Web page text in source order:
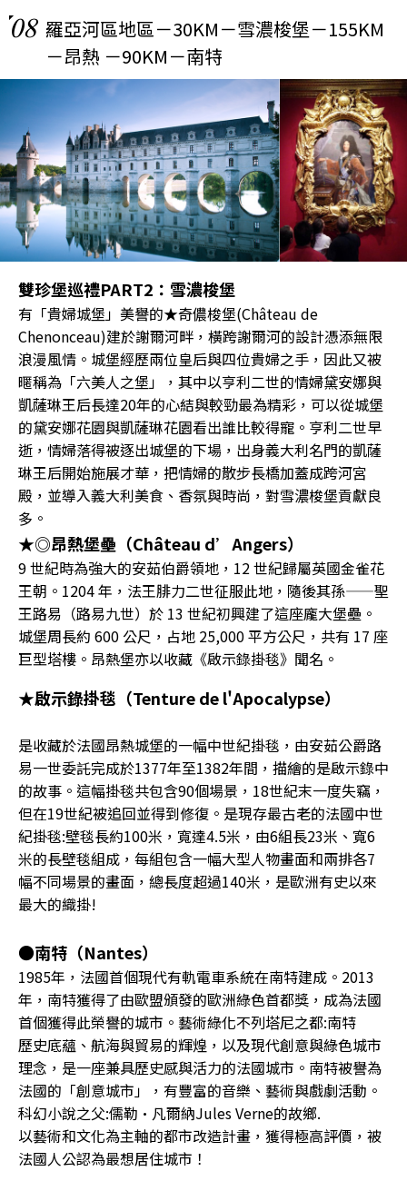
08 羅亞河區地區－30KM－雪濃梭堡－155KM
－昂熱 －90KM－南特
雙珍堡巡禮PART2：雪濃梭堡
有「貴婦城堡」美譽的★奇儂梭堡(Château de
Chenonceau)建於謝爾河畔，橫跨謝爾河的設計憑添無限
浪漫風情。城堡經歷兩位皇后與四位貴婦之手，因此又被
暱稱為「六美人之堡」，其中以亨利二世的情婦黛安娜與
凱薩琳王后長達20年的心結與較勁最為精彩，可以從城堡
的黛安娜花園與凱薩琳花園看出誰比較得寵。亨利二世早
逝，情婦落得被逐出城堡的下場，出身義大利名門的凱薩
琳王后開始施展才華，把情婦的散步長橋加蓋成跨河宮
殿，並導入義大利美食、香氛與時尚，對雪濃梭堡貢獻良
多。
★◎昂熱堡壘（Château d’Angers）
9 世紀時為強大的安茹伯爵領地，12 世紀歸屬英國金雀花
王朝。1204 年，法王腓力二世征服此地，隨後其孫——聖
王路易（路易九世）於 13 世紀初興建了這座龐大堡壘。
城堡周長約 600 公尺，占地 25,000 平方公尺，共有 17 座
巨型塔樓。昂熱堡亦以收藏《啟示錄掛毯》聞名。
★啟示錄掛毯（Tenture de l'Apocalypse）
是收藏於法國昂熱城堡的一幅中世紀掛毯，由安茹公爵路
易一世委託完成於1377年至1382年間，描繪的是啟示錄中
的故事。這幅掛毯共包含90個場景，18世紀末一度失竊，
但在19世紀被追回並得到修復。是現存最古老的法國中世
紀掛毯:壁毯長約100米，寬達4.5米，由6組長23米、寬6
米的長壁毯組成，每組包含一幅大型人物畫面和兩排各7
幅不同場景的畫面，總長度超過140米，是歐洲有史以來
最大的織掛!
●南特（Nantes）
1985年，法國首個現代有軌電車系統在南特建成。2013
年，南特獲得了由歐盟頒發的歐洲綠色首都獎，成為法國
首個獲得此榮譽的城市。藝術綠化不列塔尼之都:南特
歷史底蘊、航海與貿易的輝煌，以及現代創意與綠色城市
理念，是一座兼具歷史感與活力的法國城市。南特被譽為
法國的「創意城市」，有豐富的音樂、藝術與戲劇活動。
科幻小說之父:儒勒·凡爾納Jules Verne的故鄉.
以藝術和文化為主軸的都市改造計畫，獲得極高評價，被
法國人公認為最想居住城市！